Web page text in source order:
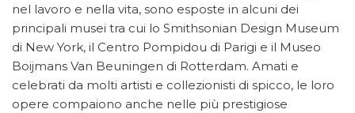
nel lavoro e nella vita, sono esposte in alcuni dei
principali musei tra cui lo Smithsonian Design Museum
di New York, il Centro Pompidou di Parigi e il Museo
Boijmans Van Beuningen di Rotterdam. Amati e
celebrati da molti artisti e collezionisti di spicco, le loro
opere compaiono anche nelle più prestigiose